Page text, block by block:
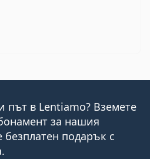
път в Lentiamo? Вземете
за нашия
подарък с